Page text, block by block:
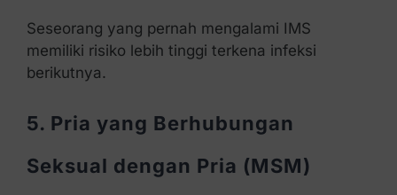
Seseorang yang pernah mengalami IMS
memiliki risiko lebih tinggi terkena infeksi
berikutnya.
5. Pria yang Berhubungan
Seksual dengan Pria (MSM)